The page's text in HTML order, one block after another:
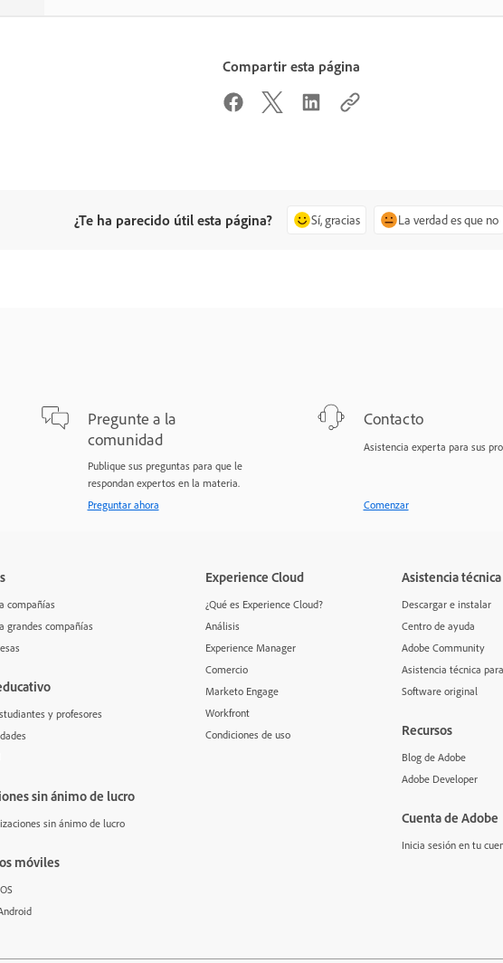
Compartir esta página
¿Te ha parecido útil esta página? Sí, gracias La verdad es que no
Pregunte a la
comunidad
Publique sus preguntas para que le
respondan expertos en la materia.
Preguntar ahora
Contacto
Asistencia experta para sus
Comenzar
compañías
grandes compañías
y profesores
sin ánimo de lucro
sin ánimo de lucro
móviles
Experience Cloud
¿Qué es Experience Cloud?
Análisis
Experience Manager
Comercio
Marketo Engage
Workfront
Condiciones de uso
Asistencia técnica
Descargar e instalar
Centro de ayuda
Adobe Community
Asistencia técnica
Software original
Recursos
Blog de Adobe
Adobe Developer
Cuenta de Adobe
Inicia sesión en tu